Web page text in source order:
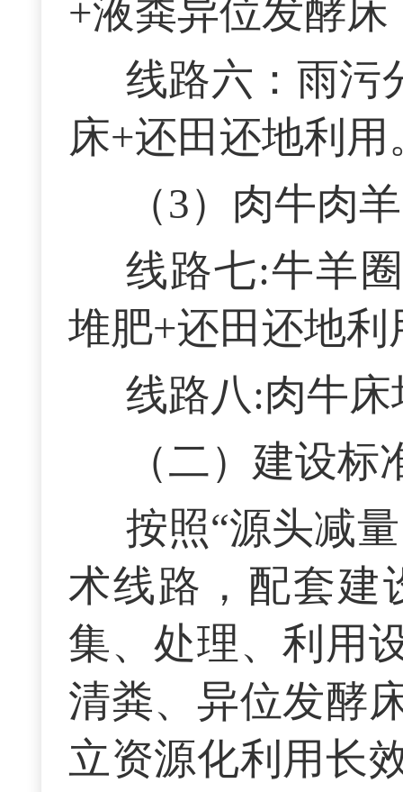
+液粪异位发酵
线路六：雨污
床+还田还地利用
（3）肉牛肉
线路七:牛羊
堆肥+还田还地利
线路八:肉牛
（二）建设标
按照“源头减
术线路，配套建
集、处理、利用
清粪、异位发酵
立资源化利用长